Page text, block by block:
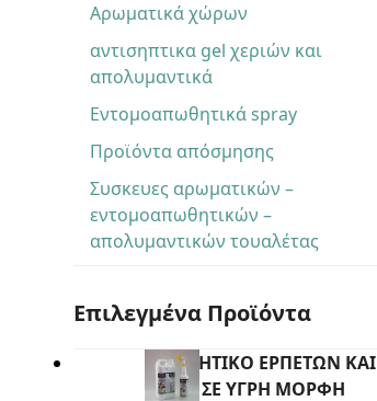
Αρωματικά χώρων
αντισηπτικα gel χεριών και
απολυμαντικά
Εντομοαπωθητικά spray
Προϊόντα απόσμησης
Συσκευες αρωματικών –
εντομοαπωθητικών –
απολυμαντικών τουαλέτας
Επιλεγμένα Προϊόντα
ΑΠΩΘΗΤΙΚΟ ΕΡΠΕΤΩΝ ΚΑΙ
ΖΩΩΝ ΣΕ ΥΓΡΗ ΜΟΡΦΗ